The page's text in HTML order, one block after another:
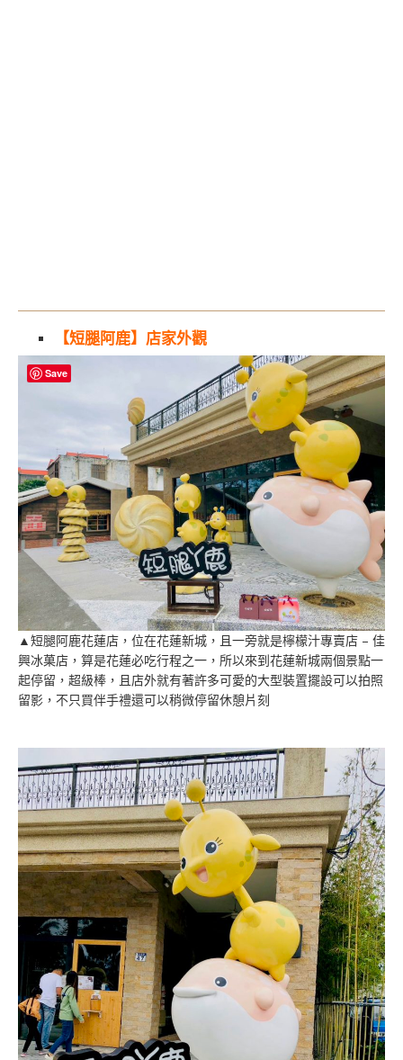
【短腿阿鹿】店家外觀
▲短腿阿鹿花蓮店，位在花蓮新城，且一旁就是檸檬汁專賣店 – 佳
興冰菓店，算是花蓮必吃行程之一，所以來到花蓮新城兩個景點一
起停留，超級棒，且店外就有著許多可愛的大型裝置擺設可以拍照
留影，不只買伴手禮還可以稍微停留休憩片刻
Save